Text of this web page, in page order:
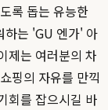
록 돕는 유능한
하는 'GU 엔가' 아
제는 여러분의 차
핑의 자유를 만끽
회를 잡으시길 바